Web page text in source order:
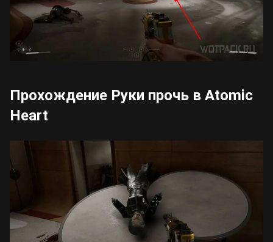
Прохождение Руки прочь в Atomic
Heart